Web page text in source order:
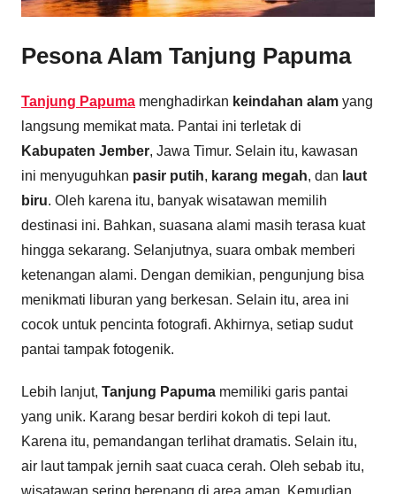
Pesona Alam Tanjung Papuma
Tanjung Papuma menghadirkan keindahan alam yang
langsung memikat mata. Pantai ini terletak di
Kabupaten Jember, Jawa Timur. Selain itu, kawasan
ini menyuguhkan pasir putih, karang megah, dan laut
biru. Oleh karena itu, banyak wisatawan memilih
destinasi ini. Bahkan, suasana alami masih terasa kuat
hingga sekarang. Selanjutnya, suara ombak memberi
ketenangan alami. Dengan demikian, pengunjung bisa
menikmati liburan yang berkesan. Selain itu, area ini
cocok untuk pencinta fotografi. Akhirnya, setiap sudut
pantai tampak fotogenik.
Lebih lanjut, Tanjung Papuma memiliki garis pantai
yang unik. Karang besar berdiri kokoh di tepi laut.
Karena itu, pemandangan terlihat dramatis. Selain itu,
air laut tampak jernih saat cuaca cerah. Oleh sebab itu,
wisatawan sering berenang di area aman. Kemudian,